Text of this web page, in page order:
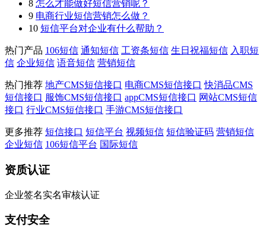
8 怎么才能做好短信营销呢？
9 电商行业短信营销怎么做？
10 短信平台对企业有什么帮助？
热门产品 106短信 通知短信 工资条短信 生日祝福短信 入职短
信 企业短信 语音短信 营销短信
热门推荐 地产CMS短信接口 电商CMS短信接口 快消品CMS
短信接口 服饰CMS短信接口 appCMS短信接口 网站CMS短信
接口 行业CMS短信接口 手游CMS短信接口
更多推荐 短信接口 短信平台 视频短信 短信验证码 营销短信
企业短信 106短信平台 国际短信
资质认证
企业签名实名审核认证
支付安全